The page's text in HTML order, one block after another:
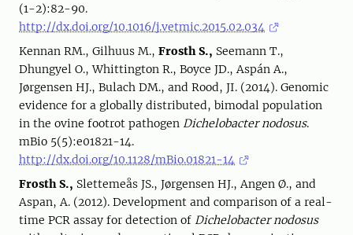
(1-2):82-90.
http://dx.doi.org/10.1016/j.vetmic.2015.02.034
Kennan RM., Gilhuus M., Frosth S., Seemann T.,
Dhungyel O., Whittington R., Boyce JD., Aspán A.,
Jørgensen HJ., Bulach DM., and Rood, JI. (2014). Genomic
evidence for a globally distributed, bimodal population
in the ovine footrot pathogen Dichelobacter nodosus.
mBio 5(5):e01821-14.
http://dx.doi.org/10.1128/mBio.01821-14
Frosth S., Slettemeås JS., Jørgensen HJ., Angen Ø., and
Aspan, A. (2012). Development and comparison of a real-
time PCR assay for detection of Dichelobacter nodosus